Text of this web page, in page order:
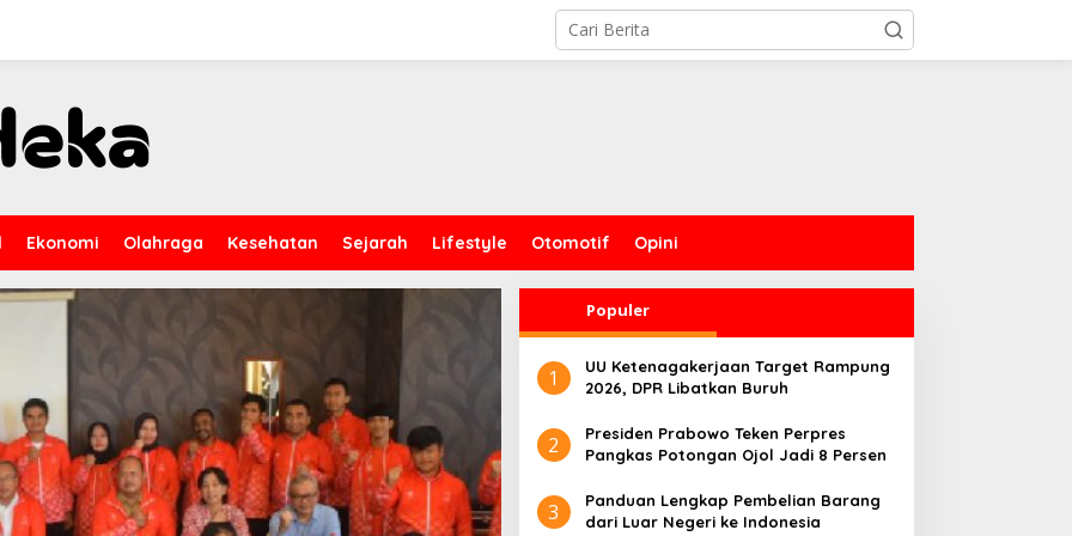
Ekonomi Olahraga Kesehatan Sejarah Lifestyle Otomotif Opini
Populer
1
UU Ketenagakerjaan Target Rampung
2026, DPR Libatkan Buruh
2
Presiden Prabowo Teken Perpres
Pangkas Potongan Ojol Jadi 8 Persen
3
Panduan Lengkap Pembelian Barang
dari Luar Negeri ke Indonesia